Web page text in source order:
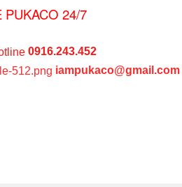
PUKACO 24/7
0916.243.452
iampukaco@gmail.com